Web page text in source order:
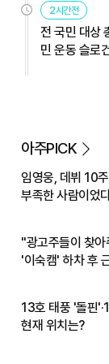
2시간전
전 국민 대상
민 운동 슬로
아주PICK
임영웅, 데뷔 10
부족한 사람이었
"광고주들이 찾
'이숙캠' 하차 후
13호 태풍 '돌핀
현재 위치는?